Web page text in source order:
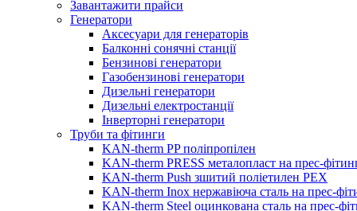
Завантажити прайси
Генератори
Аксесуари для генераторів
Балконні сонячні станції
Бензинові генератори
Газобензинові генератори
Дизельні генератори
Дизельні електростанції
Інверторні генератори
Труби та фітинги
KAN-therm PP поліпропілен
KAN-therm PRESS металопласт на прес-
KAN-therm Push зшитий поліетилен PEX
KAN-therm Inox нержавіюча сталь на прес-
KAN-therm Steel оцинкована сталь на прес-